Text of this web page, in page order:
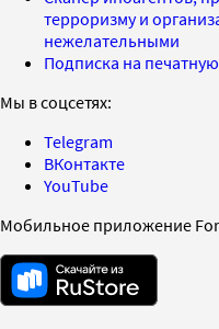
терроризму и
нежелательными
Подписка на
Мы в соцсетях:
Telegram
ВКонтакте
YouTube
Мобильное приложение